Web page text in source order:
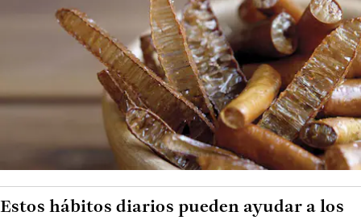
Estos hábitos diarios pueden ayudar a los